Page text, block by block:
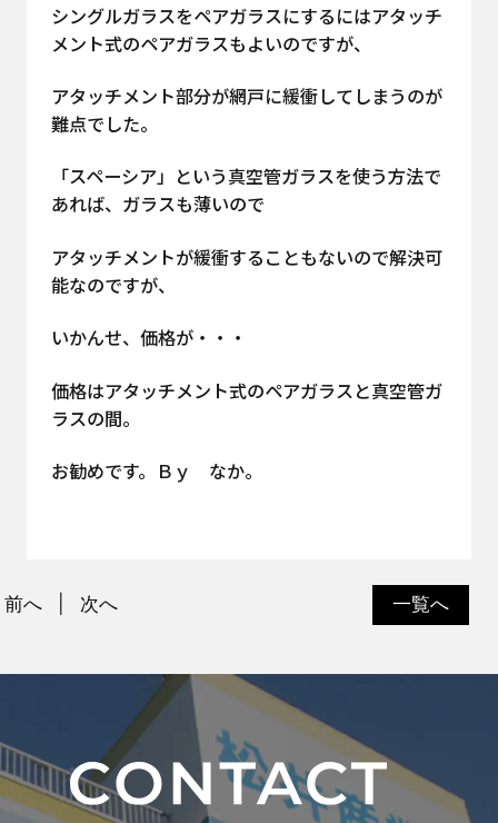
シングルガラスをペアガラスにするにはアタッチ
メント式のペアガラスもよいのですが、
アタッチメント部分が網戸に緩衝してしまうのが
難点でした。
「スペーシア」という真空管ガラスを使う方法で
あれば、ガラスも薄いので
アタッチメントが緩衝することもないので解決可
能なのですが、
いかんせ、価格が・・・
価格はアタッチメント式のペアガラスと真空管ガ
ラスの間。
お勧めです。Ｂｙ なか。
一覧へ
前へ 次へ